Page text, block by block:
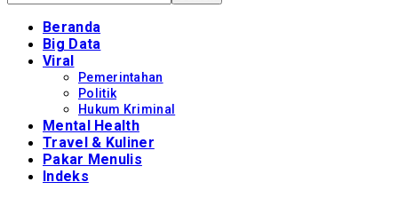
Beranda
Big Data
Viral
Pemerintahan
Politik
Hukum Kriminal
Mental Health
Travel & Kuliner
Pakar Menulis
Indeks